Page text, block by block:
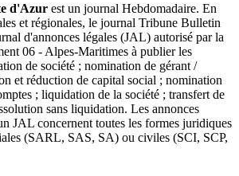
d'Azur est un journal Hebdomadaire. En
et régionales, le journal Tribune Bulletin
d'annonces légales (JAL) autorisé par la
06 - Alpes-Maritimes à publier les
de société ; nomination de gérant /
et réduction de capital social ; nomination
; liquidation de la société ; transfert de
sans liquidation. Les annonces
JAL concernent toutes les formes juridiques
(SARL, SAS, SA) ou civiles (SCI, SCP,